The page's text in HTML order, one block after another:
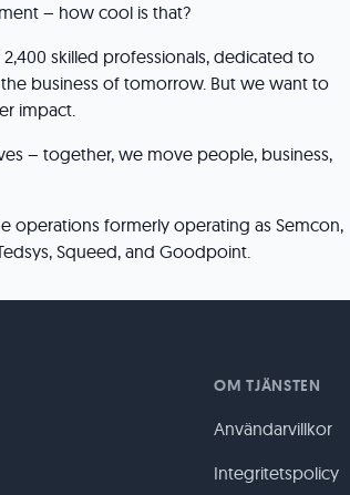
– how cool is that?
skilled professionals, dedicated to
business of tomorrow. But we want to
impact.
– together, we move people, business,
operations formerly operating as Semcon,
Squeed, and Goodpoint.
OM TJÄNSTEN
Användarvillkor
Integritetspolicy